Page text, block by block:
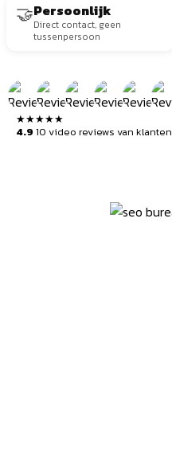
🤝Persoonlijk
Direct contact, geen
tussenpersoon
★★★★★
4.9 10 video reviews van klanten